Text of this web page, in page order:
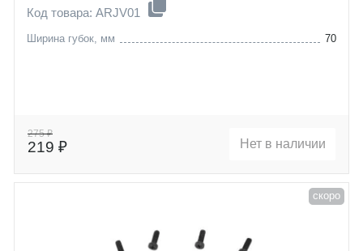
Код товара: ARJV01
Ширина губок, мм 70
275 ₽
219 ₽ Нет в наличии
скоро